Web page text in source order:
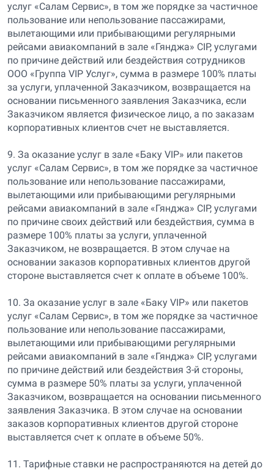
услуг «Салам Сервис», в том же порядке за частичное
пользование или непользование пассажирами,
вылетающими или прибывающими регулярными
рейсами авиакомпаний в зале «Гянджа» CIP, услугами
по причине действий или бездействия сотрудников
ООО «Группа VIP Услуг», сумма в размере 100% платы
за услуги, уплаченной Заказчиком, возвращается на
основании письменного заявления Заказчика, если
Заказчиком является физическое лицо, а по заказам
корпоративных клиентов счет не выставляется.
9. За оказание услуг в зале «Баку VIP» или пакетов
услуг «Салам Сервис», в том же порядке за частичное
пользование или непользование пассажирами,
вылетающими или прибывающими регулярными
рейсами авиакомпаний в зале «Гянджа» CIP, услугами
по причине своих действий или бездействия, сумма в
размере 100% платы за услуги, уплаченной
Заказчиком, не возвращается. В этом случае на
основании заказов корпоративных клиентов другой
стороне выставляется счет к оплате в объеме 100%.
10. За оказание услуг в зале «Баку VIP» или пакетов
услуг «Салам Сервис», в том же порядке за частичное
пользование или непользование пассажирами,
вылетающими или прибывающими регулярными
рейсами авиакомпаний в зале «Гянджа» CIP, услугами
по причине действий или бездействия 3-й стороны,
сумма в размере 50% платы за услуги, уплаченной
Заказчиком, возвращается на основании письменного
заявления Заказчика. В этом случае на основании
заказов корпоративных клиентов другой стороне
выставляется счет к оплате в объеме 50%.
11. Тарифные ставки не распространяются на детей до